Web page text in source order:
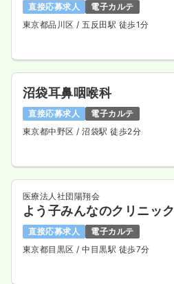
直接応募求人
電子カルテ
東京都品川区/ 五反田駅 徒歩1分
沼袋耳鼻咽喉科
直接応募求人
電子カルテ
東京都中野区/ 沼袋駅 徒歩2分
医療法人社団陽翔会
よう子みんなのクリニック
直接応募求人
電子カルテ
東京都目黒区/ 中目黒駅 徒歩7分